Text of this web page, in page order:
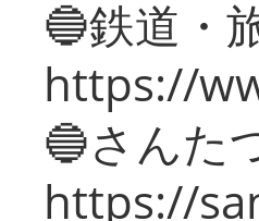
🔵鉄道・
https://
🔵さんた
https://